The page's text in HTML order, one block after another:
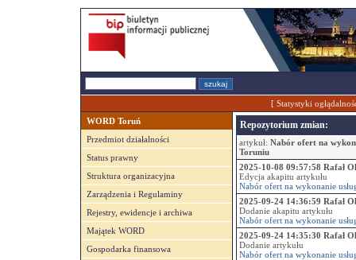
[ Statystyki
WORD Toruń
Przedmiot działalności
Status prawny
Struktura organizacyjna
Zarządzenia i Regulaminy
Rejestry, ewidencje i archiwa
Majątek WORD
Gospodarka finansowa
Repozytorium zmian:
artykuł: Nabór ofert na
Toruniu
2025-10-08 09:57:58 Rafał
Edycja akapitu artykułu
Nabór ofert na wykonanie
2025-09-24 14:36:59 Rafał
Dodanie akapitu artykułu
Nabór ofert na wykonanie
2025-09-24 14:35:30 Rafał
Dodanie artykułu
Nabór ofert na wykonanie